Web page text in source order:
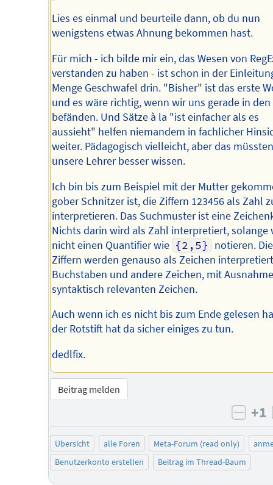
Lies es einmal und beurteile dann, ob du nun
wenigstens etwas Ahnung bekommen hast.
Für mich - ich bilde mir ein, das Wesen von
verstanden zu haben - ist schon in der
Menge Geschwafel drin. "Bisher" ist das erste
und es wäre richtig, wenn wir uns gerade in den
befänden. Und Sätze à la "ist einfacher als es
aussieht" helfen niemandem in fachlicher
weiter. Pädagogisch vielleicht, aber das müssten
unsere Lehrer besser wissen.
Ich bin bis zum Beispiel mit der Mutter
gober Schnitzer ist, die Ziffern 123456 als Zahl
interpretieren. Das Suchmuster ist eine
Nichts darin wird als Zahl interpretiert, solange
nicht einen Quantifier wie {2,5} notieren. Die
Ziffern werden genauso als Zeichen
Buchstaben und andere Zeichen, mit
syntaktisch relevanten Zeichen.
Auch wenn ich es nicht bis zum Ende gelesen
der Rotstift hat da sicher einiges zu tun.
dedlfix.
Beitrag melden
+1
Übersicht alle Foren Meta-Forum (read only)
Benutzerkonto erstellen
Beitrag im Thread-Baum